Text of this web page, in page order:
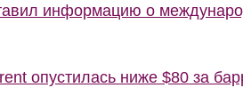
информацию о
опустилась ниже $80 за